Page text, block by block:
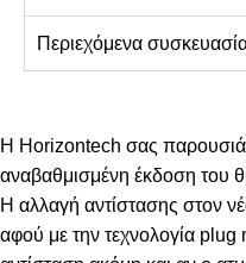
Περιεχόμενα
Η Horizontech σας
αναβαθμισμένη έκδοση του
Η αλλαγή αντίστασης στον
αφού με την τεχνολογία plug